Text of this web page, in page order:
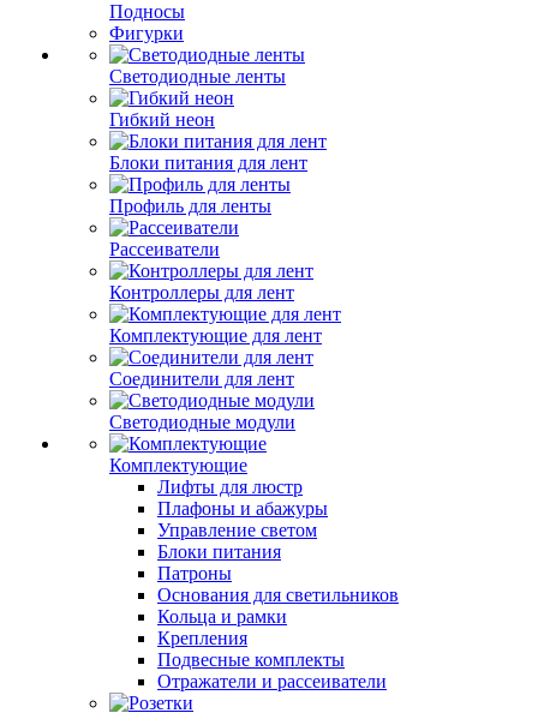
Подносы
Фигурки
Светодиодные ленты
Гибкий неон
Блоки питания для лент
Профиль для ленты
Рассеиватели
Контроллеры для лент
Комплектующие для лент
Соединители для лент
Светодиодные модули
Комплектующие
Лифты для люстр
Плафоны и абажуры
Управление светом
Блоки питания
Патроны
Основания для светильников
Кольца и рамки
Крепления
Подвесные комплекты
Отражатели и рассеиватели